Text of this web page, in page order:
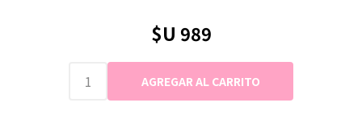
$U 989